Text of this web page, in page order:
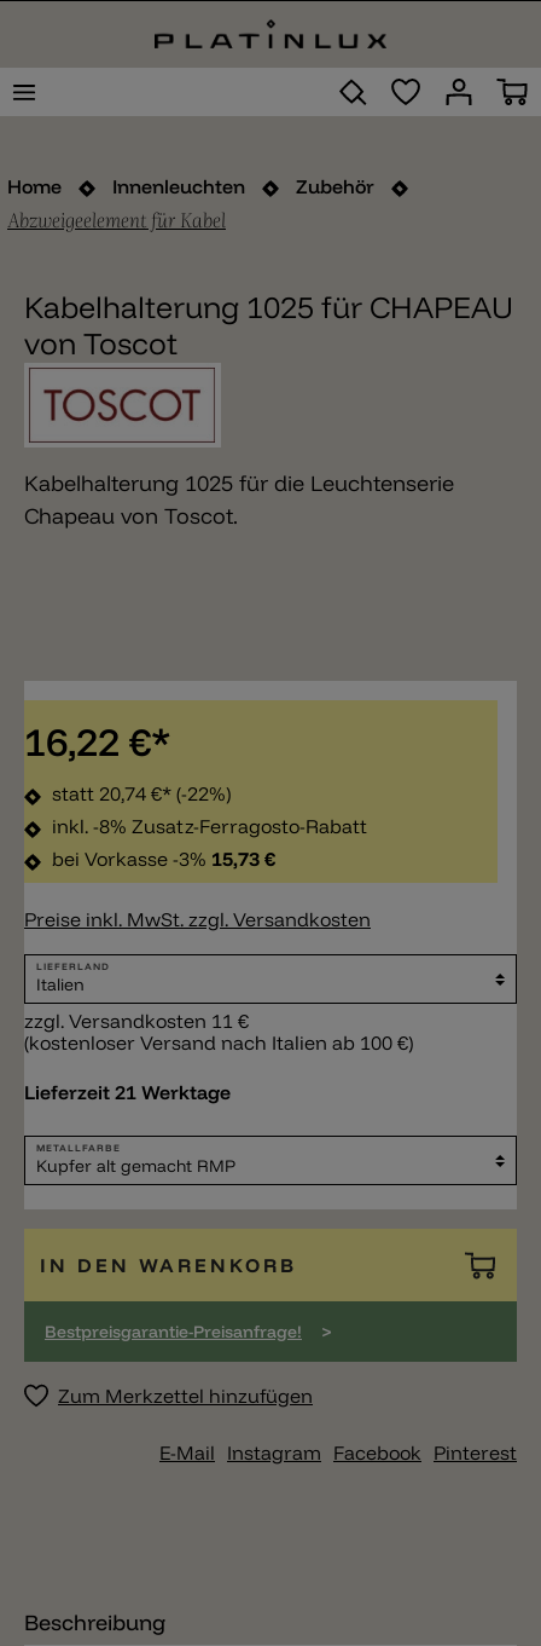
Home Innenleuchten Zubehör
Abzweigeelement für Kabel
Kabelhalterung 1025 für CHAPEAU
von Toscot
Kabelhalterung 1025 für die Leuchtenserie
Chapeau von Toscot.
16,22 €*
statt 20,74 €* (-22%)
inkl. -8% Zusatz-Ferragosto-Rabatt
bei Vorkasse -3% 15,73 €
Preise inkl. MwSt. zzgl. Versandkosten
LIEFERLAND
zzgl. Versandkosten 11 €
(kostenloser Versand nach Italien ab 100 €)
Lieferzeit 21 Werktage
METALLFARBE
IN DEN WARENKORB
Bestpreisgarantie-Preisanfrage! >
Zum Merkzettel hinzufügen
E-Mail Instagram Facebook Pinterest
Beschreibung